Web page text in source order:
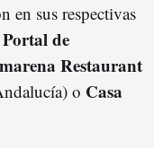
en sus respectivas
de
Restaurant
o Casa